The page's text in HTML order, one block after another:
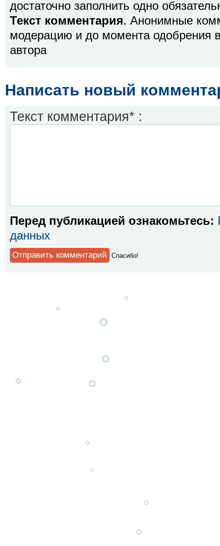
достаточно заполнить одно
Текст комментария. Анонимные
модерацию и до момента одобрения
автора
Написать новый
Текст комментария* :
Перед публикацией ознакомьтесь:
данных
Спaсибо!